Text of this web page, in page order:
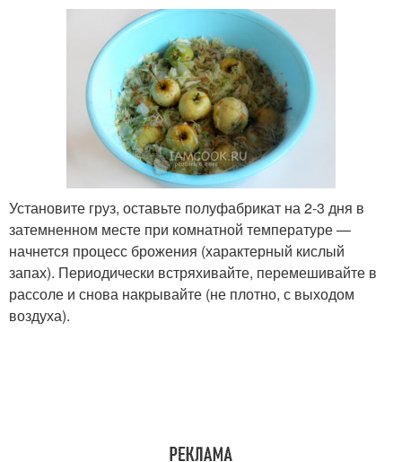
Установите груз, оставьте полуфабрикат на 2-3 дня в
затемненном месте при комнатной температуре —
начнется процесс брожения (характерный кислый
запах). Периодически встряхивайте, перемешивайте в
рассоле и снова накрывайте (не плотно, с выходом
воздуха).